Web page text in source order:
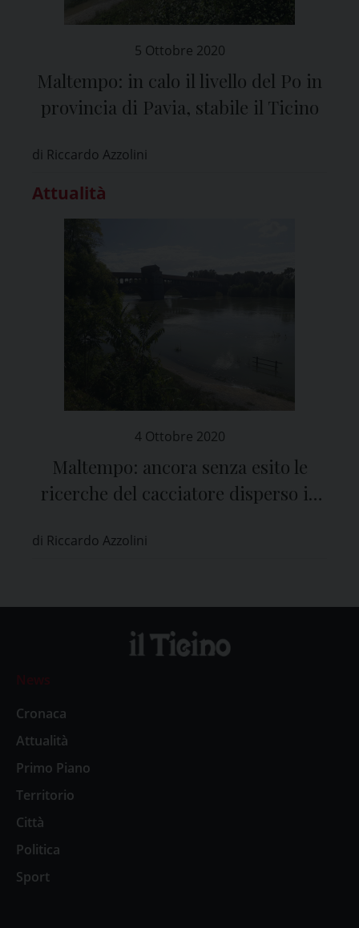
5 Ottobre 2020
Maltempo: in calo il livello del Po in
provincia di Pavia, stabile il Ticino
di Riccardo Azzolini
Attualità
4 Ottobre 2020
Maltempo: ancora senza esito le
ricerche del cacciatore disperso in
di Riccardo Azzolini
News
Cronaca
Attualità
Primo Piano
Territorio
Città
Politica
Sport